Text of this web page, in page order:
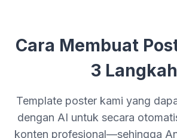
Cara Membuat
3 Langkah
Template poster kami yang
dengan AI untuk secara
konten profesional—sehingga